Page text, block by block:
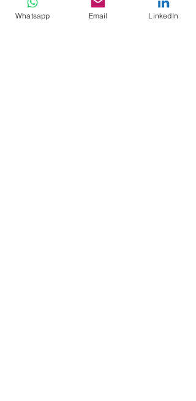
Calidad del servicio
Whatsapp Email LinkedIn